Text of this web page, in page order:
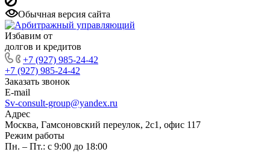
Обычная версия сайта
Избавим от
долгов и кредитов
+7 (927) 985-24-42
+7 (927) 985-24-42
Заказать звонок
E-mail
Sv-consult-group@yandex.ru
Адрес
Москва, Гамсоновский переулок, 2с1, офис 117
Режим работы
Пн. – Пт.: с 9:00 до 18:00